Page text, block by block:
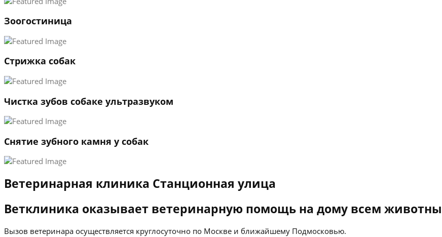
Зоогостиница
Стрижка собак
Чистка зубов собаке ультразвуком
Снятие зубного камня у собак
Ветеринарная клиника Станционная улица
Ветклиника оказывает ветеринарную помощь на дому всем
Вызов ветеринара осуществляется круглосуточно по Москве и ближайшему Подмосковью.